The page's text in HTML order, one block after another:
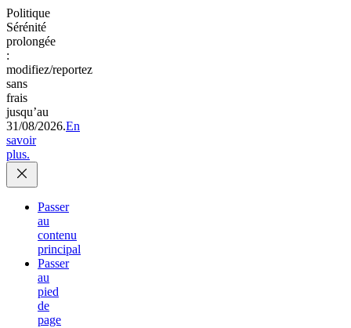
Politique
Sérénité
prolongée
:
modifiez/reportez
sans
frais
jusqu’au
31/08/2026.En
savoir
plus.
Passer
au
contenu
principal
Passer
au
pied
de
page